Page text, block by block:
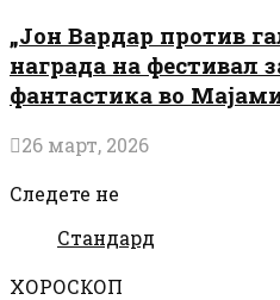
„Јон Вардар против
награда на фестивал
фантастика во
26 март, 2026
Следете не
Стандард
ХОРОСКОП